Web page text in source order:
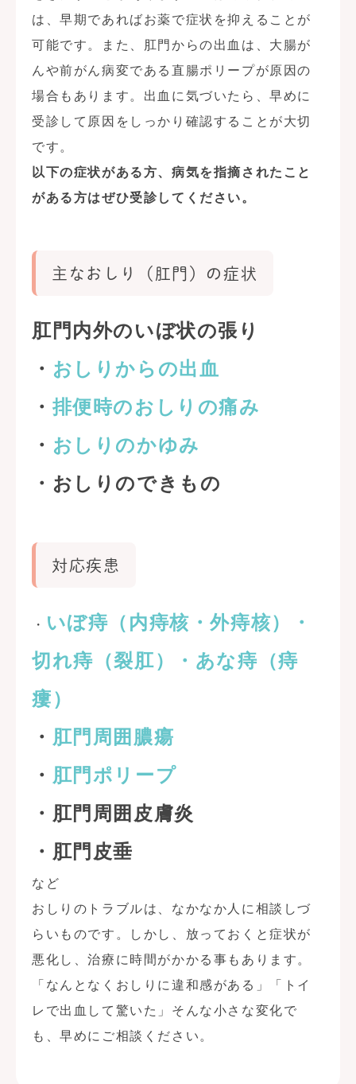
は、早期であればお薬で症状を抑えることが
可能です。また、肛門からの出血は、大腸が
んや前がん病変である直腸ポリープが原因の
場合もあります。出血に気づいたら、早めに
受診して原因をしっかり確認することが大切
です。
以下の症状がある方、病気を指摘されたこと
がある方はぜひ受診してください。
主なおしり（肛門）の症状
肛門内外のいぼ状の張り
・ おしりからの出血
・ 排便時のおしりの痛み
・ おしりのかゆみ
・おしりのできもの
対応疾患
・ いぼ痔（内痔核・外痔核）・
切れ痔（裂肛）・あな痔（痔
瘻）
・ 肛門周囲膿瘍
・ 肛門ポリープ
・肛門周囲皮膚炎
・肛門皮垂
など
おしりのトラブルは、なかなか人に相談しづ
らいものです。しかし、放っておくと症状が
悪化し、治療に時間がかかる事もあります。
「なんとなくおしりに違和感がある」「トイ
レで出血して驚いた」そんな小さな変化で
も、早めにご相談ください。